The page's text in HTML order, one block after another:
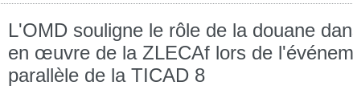
L'OMD souligne le rôle de la douane
en œuvre de la ZLECAf lors de
parallèle de la TICAD 8